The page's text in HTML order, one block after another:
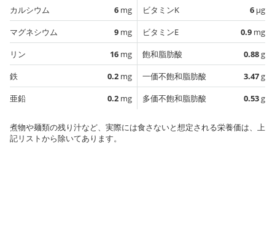
カルシウム
6 mg
マグネシウム
9 mg
リン
16 mg
鉄
0.2 mg
亜鉛
0.2 mg
ビタミンK
6 µg
ビタミンE
0.9 mg
飽和脂肪酸
0.88g
一価不飽和脂肪酸
3.47g
多価不飽和脂肪酸
0.53g
煮物や麺類の残り汁など、実際には食さないと想定される栄養価は、上
記リストから除いてあります。